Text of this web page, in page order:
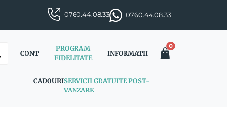
0760.44.08.33 0760.44.08.33
CONT
PROGRAM
FIDELITATE
INFORMATII
0
CADOURISERVICII GRATUITE POST-
VANZARE